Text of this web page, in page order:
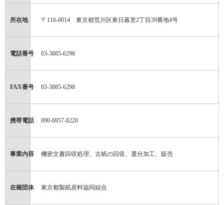
所在地 〒116-0014 東京都荒川区東日暮里2丁目39番地4号
電話番号 03-3885-6298
FAX番号 03-3885-6298
携帯電話 090-6957-8220
事業内容 機密文書回収処理、古紙の回収、選分加工、販売
在籍団体 東京都製紙原料協同組合